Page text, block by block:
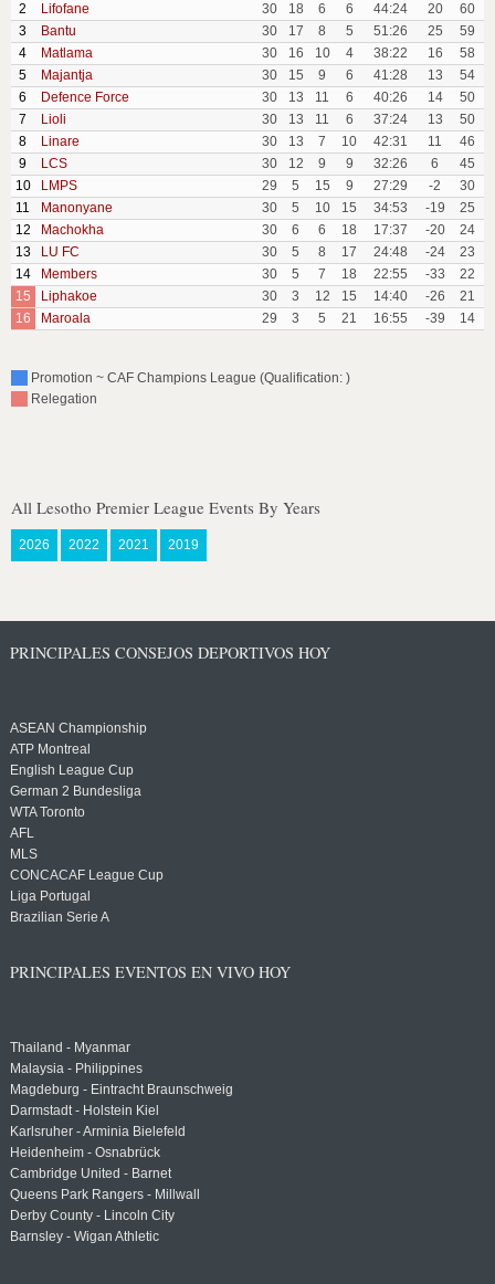
2
Lifofane 30 18 6 6 44:24 20
60
3
Bantu 30 17 8 5 51:26 25
59
4
Matlama 30 16 10 4 38:22 16
58
5
Majantja 30 15 9 6 41:28 13
54
6
Defence Force 30 13 11 6 40:26 14
50
7
Lioli 30 13 11 6 37:24 13
50
8
Linare 30 13 7 10 42:31 11
46
9
LCS 30 12 9 9 32:26 6
45
10
LMPS 29 5 15 9 27:29 -2
30
11
Manonyane 30 5 10 15 34:53 -19
25
12
Machokha 30 6 6 18 17:37 -20
24
13
LU FC 30 5 8 17 24:48 -24
23
14
Members 30 5 7 18 22:55 -33
22
15
Liphakoe 30 3 12 15 14:40 -26
21
16
Maroala 29 3 5 21 16:55 -39 14
Promotion ~ CAF Champions League (Qualification: )
Relegation
All Lesotho Premier League Events By Years
2026 2022 2021 2019
PRINCIPALES CONSEJOS DEPORTIVOS HOY
ASEAN Championship
ATP Montreal
English League Cup
German 2 Bundesliga
WTA Toronto
AFL
MLS
CONCACAF League Cup
Liga Portugal
Brazilian Serie A
PRINCIPALES EVENTOS EN VIVO HOY
Thailand - Myanmar
Malaysia - Philippines
Magdeburg - Eintracht Braunschweig
Darmstadt - Holstein Kiel
Karlsruher - Arminia Bielefeld
Heidenheim - Osnabrück
Cambridge United - Barnet
Queens Park Rangers - Millwall
Derby County - Lincoln City
Barnsley - Wigan Athletic